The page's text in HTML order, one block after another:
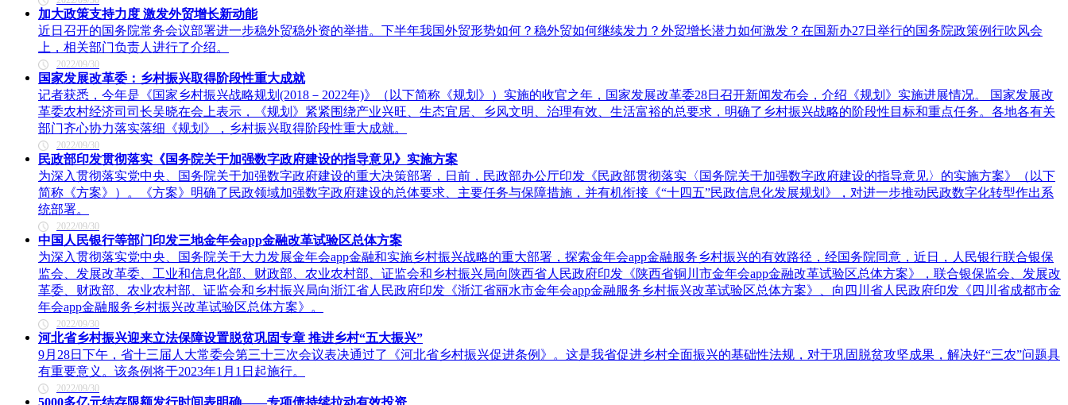
加大政策支持力度 激发外贸增长新动能
​近日召开的国务院常务会议部署进一步稳外贸稳外资的举措。下半年我国外贸形势如何？稳外贸如何继续发力？外贸增长潜力如何激发？在国新办27日举行的国务院政策例行吹风会
上，相关部门负责人进行了介绍。
2022/09/30
国家发展改革委：乡村振兴取得阶段性重大成就
记者获悉，今年是《国家乡村振兴战略规划(2018－2022年)》（以下简称《规划》）实施的收官之年，国家发展改革委28日召开新闻发布会，介绍《规划》实施进展情况。 国家发展改
革委农村经济司司长吴晓在会上表示，《规划》紧紧围绕产业兴旺、生态宜居、乡风文明、治理有效、生活富裕的总要求，明确了乡村振兴战略的阶段性目标和重点任务。各地各有关
部门齐心协力落实落细《规划》，乡村振兴取得阶段性重大成就。
2022/09/30
民政部印发贯彻落实《国务院关于加强数字政府建设的指导意见》实施方案
为深入贯彻落实党中央、国务院关于加强数字政府建设的重大决策部署，日前，民政部办公厅印发《民政部贯彻落实〈国务院关于加强数字政府建设的指导意见〉的实施方案》（以下
简称《方案》）。《方案》明确了民政领域加强数字政府建设的总体要求、主要任务与保障措施，并有机衔接《“十四五”民政信息化发展规划》，对进一步推动民政数字化转型作出系
统部署。
2022/09/30
中国人民银行等部门印发三地金年会app金融改革试验区总体方案
为深入贯彻落实党中央、国务院关于大力发展金年会app金融和实施乡村振兴战略的重大部署，探索金年会app金融服务乡村振兴的有效路径，经国务院同意，近日，人民银行联合银保
监会、发展改革委、工业和信息化部、财政部、农业农村部、证监会和乡村振兴局向陕西省人民政府印发《陕西省铜川市金年会app金融改革试验区总体方案》，联合银保监会、发展改
革委、财政部、农业农村部、证监会和乡村振兴局向浙江省人民政府印发《浙江省丽水市金年会app金融服务乡村振兴改革试验区总体方案》、向四川省人民政府印发《四川省成都市金
年会app金融服务乡村振兴改革试验区总体方案》。
2022/09/30
河北省乡村振兴迎来立法保障设置脱贫巩固专章 推进乡村“五大振兴”
9月28日下午，省十三届人大常委会第三十三次会议表决通过了《河北省乡村振兴促进条例》。这是我省促进乡村全面振兴的基础性法规，对于巩固脱贫攻坚成果，解决好“三农”问题具
有重要意义。该条例将于2023年1月1日起施行。
2022/09/30
5000多亿元结存限额发行时间表明确——专项债持续拉动有效投资